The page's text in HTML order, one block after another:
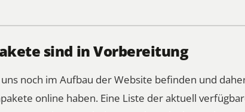
sind in Vorbereitung
noch im Aufbau der Website befinden und
online haben. Eine Liste der aktuell